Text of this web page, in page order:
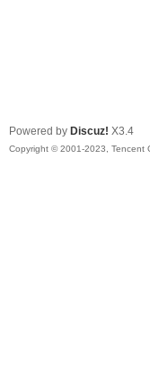
Powered by Discuz! X3.4
Copyright © 2001-2023, Tencent